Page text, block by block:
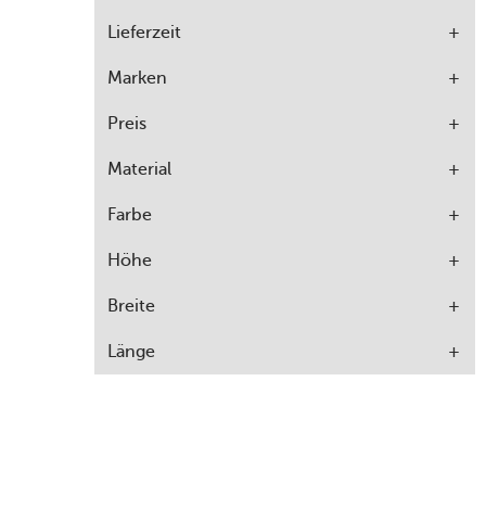
Lieferzeit
Marken
Preis
Material
Farbe
Höhe
Breite
Länge